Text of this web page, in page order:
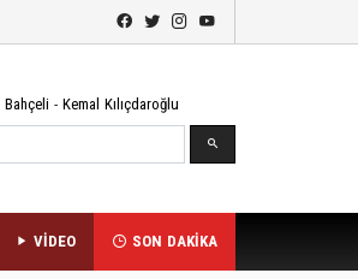
Bahçeli - Kemal Kılıçdaroğlu
VİDEO SON DAKİKA